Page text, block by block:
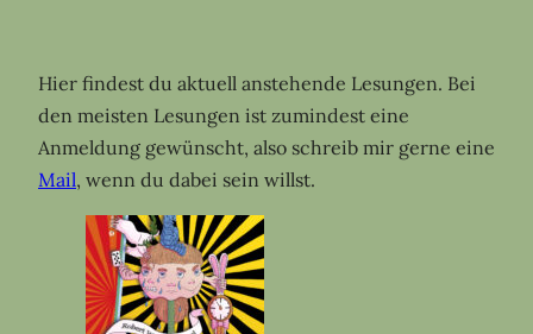
Hier findest du aktuell anstehende Lesungen. Bei
den meisten Lesungen ist zumindest eine
Anmeldung gewünscht, also schreib mir gerne eine
Mail, wenn du dabei sein willst.